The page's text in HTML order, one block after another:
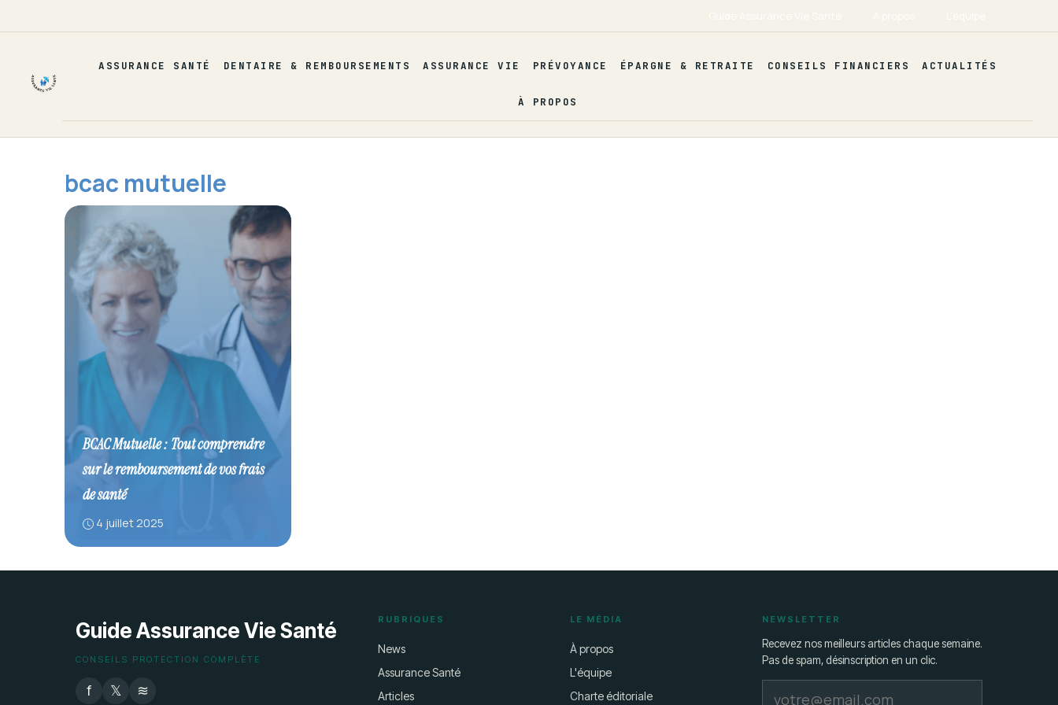
au
ASSURANCE SANTÉ DENTAIRE & REMBOURSEMENTS ASSURANCE VIE PRÉVOYANCE ÉPARGNE & RETRAITE CONSEILS FINANCIERS ACTUALITÉS
À PROPOS
bcac mutuelle
BCAC Mutuelle : Tout comprendre
sur le remboursement de vos frais
de santé
4 juillet 2025
Guide Assurance Vie Santé
CONSEILS PROTECTION COMPLÈTE
f 𝕏 ≋
RUBRIQUES
News
Assurance Santé
Articles
LE MÉDIA
À propos
L'équipe
Charte éditoriale
NEWSLETTER
Recevez nos meilleurs articles chaque semaine.
Pas de spam, désinscription en un clic.